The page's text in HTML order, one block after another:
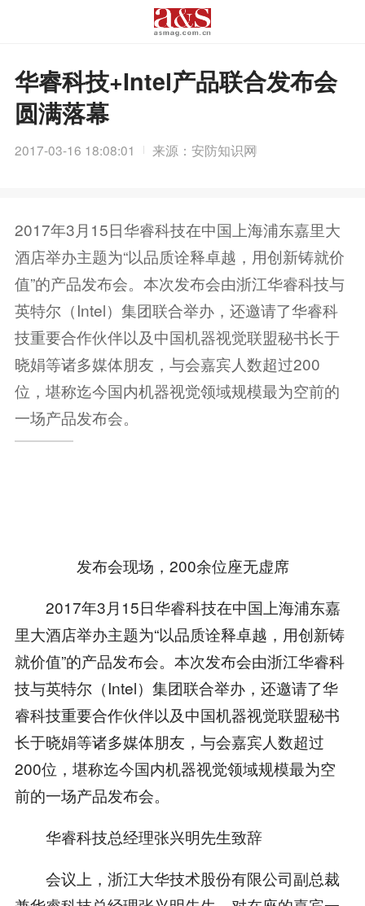
华睿科技+Intel产品联合发布会
圆满落幕
2017-03-16 18:08:01 来源：安防知识网
2017年3月15日华睿科技在中国上海浦东嘉里大
酒店举办主题为“以品质诠释卓越，用创新铸就价
值”的产品发布会。本次发布会由浙江华睿科技与
英特尔（Intel）集团联合举办，还邀请了华睿科
技重要合作伙伴以及中国机器视觉联盟秘书长于
晓娟等诸多媒体朋友，与会嘉宾人数超过200
位，堪称迄今国内机器视觉领域规模最为空前的
一场产品发布会。
发布会现场，200余位座无虚席
2017年3月15日华睿科技在中国上海浦东嘉
里大酒店举办主题为“以品质诠释卓越，用创新铸
就价值”的产品发布会。本次发布会由浙江华睿科
技与英特尔（Intel）集团联合举办，还邀请了华
睿科技重要合作伙伴以及中国机器视觉联盟秘书
长于晓娟等诸多媒体朋友，与会嘉宾人数超过
200位，堪称迄今国内机器视觉领域规模最为空
前的一场产品发布会。
华睿科技总经理张兴明先生致辞
会议上，浙江大华技术股份有限公司副总裁